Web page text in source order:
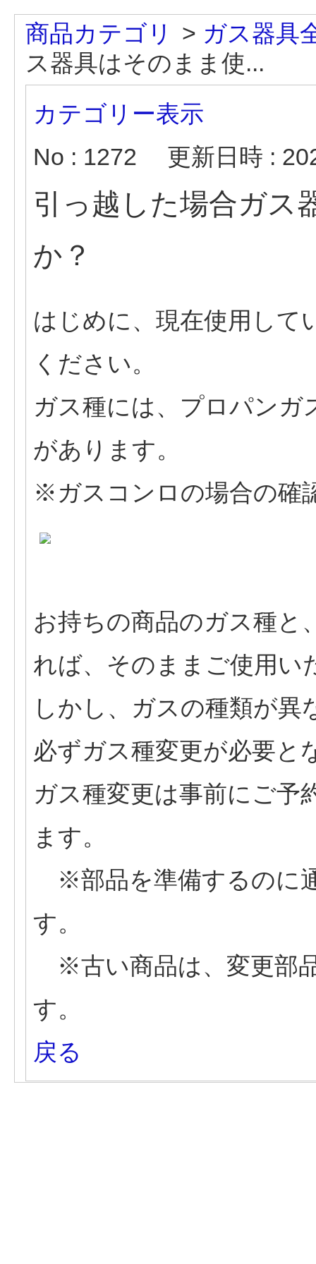
商品カテゴリ > ガス器具
ス器具はそのまま使...
カテゴリー表示
No : 1272
更新日時 :
引っ越した場合ガス
か？
はじめに、現在使用して
ください。
ガス種には、プロパンガ
があります。
※ガスコンロの場合の確
お持ちの商品のガス種と
れば、そのままご使用い
しかし、ガスの種類が異
必ずガス種変更が必要と
ガス種変更は事前にご予
ます。
※部品を準備するのに
す。
※古い商品は、変更部
す。
戻る